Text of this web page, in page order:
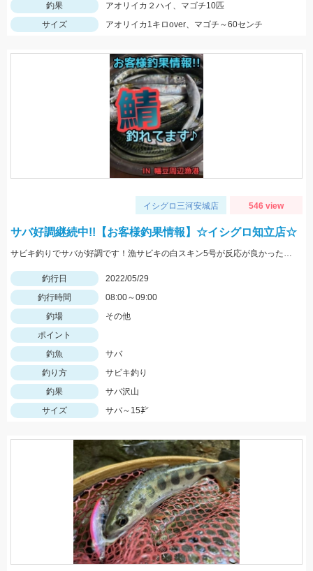
釣果
アオリイカ２ハイ、マゴチ10匹
サイズ
アオリイカ1キロover、マゴチ～60センチ
イシグロ三河安城店 546 view
サバ好調継続中!!【お客様釣果情報】☆イシグロ知立店☆
サビキ釣りでサバが好調です！漁サビキの白スキン5号が反応が良かったそうです♪
釣行日
2022/05/29
釣行時間
08:00～09:00
釣場
その他
ポイント
釣魚
サバ
釣り方
サビキ釣り
釣果
サバ沢山
サイズ
サバ～15㌢